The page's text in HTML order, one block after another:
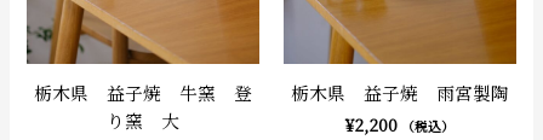
栃木県 益子焼 牛窯 登
り窯 大
栃木県 益子焼 雨宮製陶
¥2,200 （税込）